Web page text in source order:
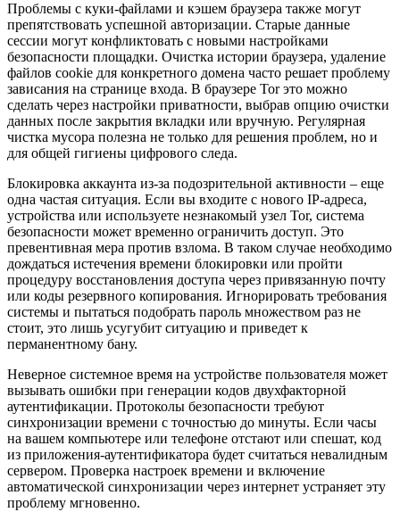
Проблемы с куки-файлами и кэшем браузера также могут
препятствовать успешной авторизации. Старые данные
сессии могут конфликтовать с новыми настройками
безопасности площадки. Очистка истории браузера, удаление
файлов cookie для конкретного домена часто решает проблему
зависания на странице входа. В браузере Tor это можно
сделать через настройки приватности, выбрав опцию очистки
данных после закрытия вкладки или вручную. Регулярная
чистка мусора полезна не только для решения проблем, но и
для общей гигиены цифрового следа.
Блокировка аккаунта из-за подозрительной активности – еще
одна частая ситуация. Если вы входите с нового IP-адреса,
устройства или используете незнакомый узел Tor, система
безопасности может временно ограничить доступ. Это
превентивная мера против взлома. В таком случае необходимо
дождаться истечения времени блокировки или пройти
процедуру восстановления доступа через привязанную почту
или коды резервного копирования. Игнорировать требования
системы и пытаться подобрать пароль множеством раз не
стоит, это лишь усугубит ситуацию и приведет к
перманентному бану.
Неверное системное время на устройстве пользователя может
вызывать ошибки при генерации кодов двухфакторной
аутентификации. Протоколы безопасности требуют
синхронизации времени с точностью до минуты. Если часы
на вашем компьютере или телефоне отстают или спешат, код
из приложения-аутентификатора будет считаться невалидным
сервером. Проверка настроек времени и включение
автоматической синхронизации через интернет устраняет эту
проблему мгновенно.